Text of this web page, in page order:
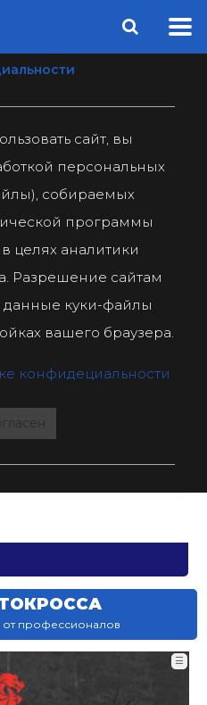
сайт, вы
персональных
собираемых
программы
целях аналитики
Разрешение сайтам
данные куки-файлы
вашего браузера.
конфидециальности
от профессионалов
☰